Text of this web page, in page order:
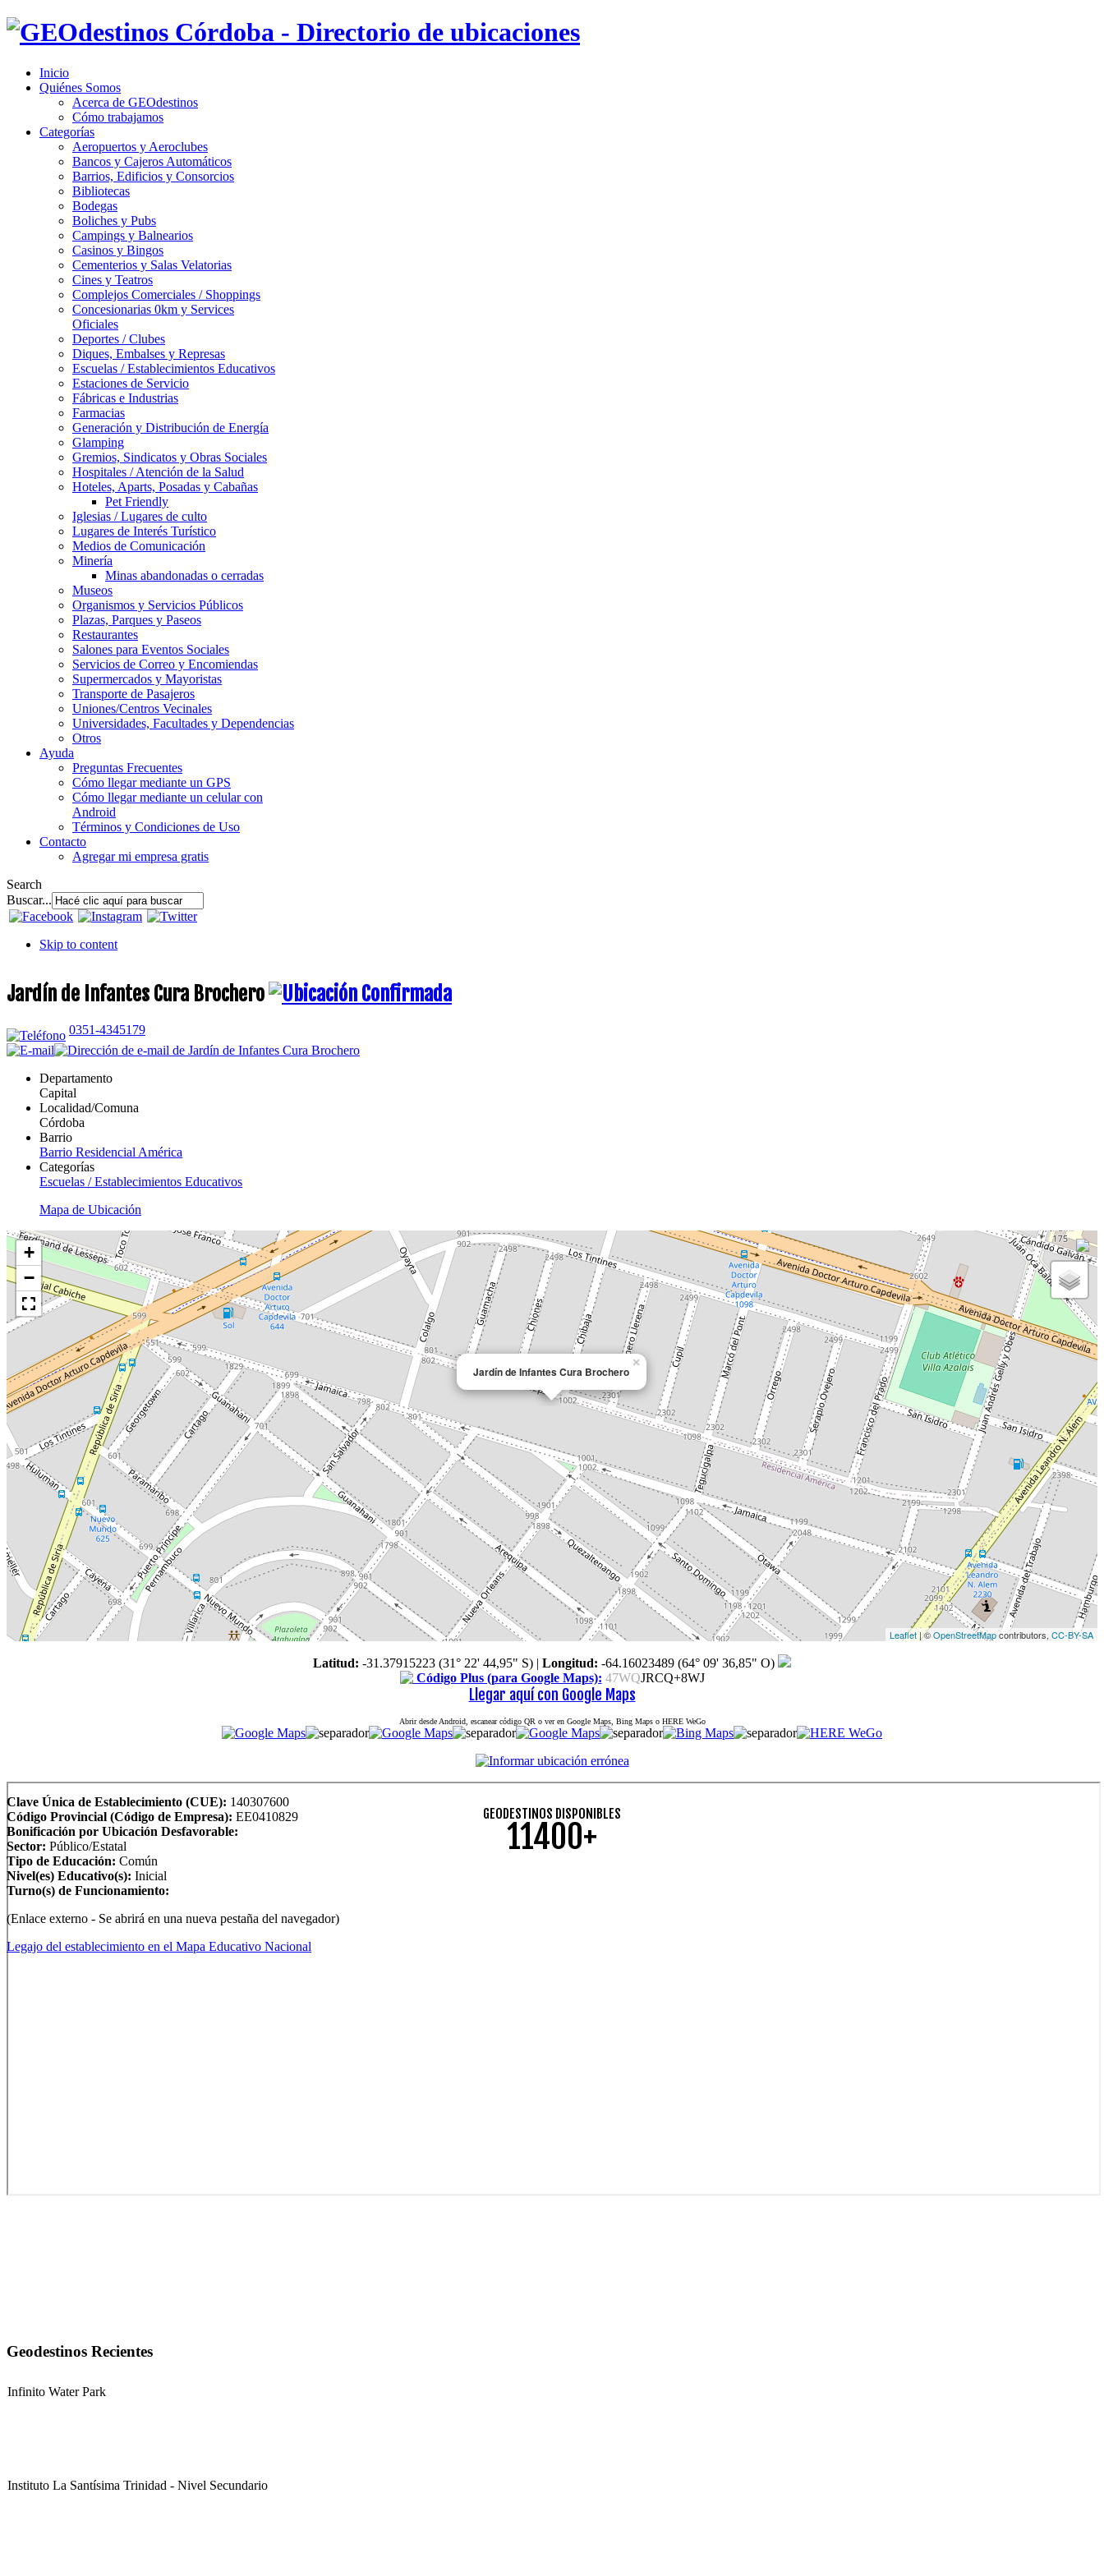
Inicio
Quiénes Somos
Acerca de GEOdestinos
Cómo trabajamos
Categorías
Aeropuertos y Aeroclubes
Bancos y Cajeros Automáticos
Barrios, Edificios y Consorcios
Bibliotecas
Bodegas
Boliches y Pubs
Campings y Balnearios
Casinos y Bingos
Cementerios y Salas Velatorias
Cines y Teatros
Complejos Comerciales / Shoppings
Concesionarias 0km y Services
Oficiales
Deportes / Clubes
Diques, Embalses y Represas
Escuelas / Establecimientos Educativos
Estaciones de Servicio
Fábricas e Industrias
Farmacias
Generación y Distribución de Energía
Glamping
Gremios, Sindicatos y Obras Sociales
Hospitales / Atención de la Salud
Hoteles, Aparts, Posadas y Cabañas
Pet Friendly
Iglesias / Lugares de culto
Lugares de Interés Turístico
Medios de Comunicación
Minería
Minas abandonadas o cerradas
Museos
Organismos y Servicios Públicos
Plazas, Parques y Paseos
Restaurantes
Salones para Eventos Sociales
Servicios de Correo y Encomiendas
Supermercados y Mayoristas
Transporte de Pasajeros
Uniones/Centros Vecinales
Universidades, Facultades y Dependencias
Otros
Ayuda
Preguntas Frecuentes
Cómo llegar mediante un GPS
Cómo llegar mediante un celular con
Android
Términos y Condiciones de Uso
Contacto
Agregar mi empresa gratis
Search
Buscar...
Skip to content
Jardín de Infantes Cura Brochero
0351-4345179
Departamento
Capital
Localidad/Comuna
Córdoba
Barrio
Barrio Residencial América
Categorías
Escuelas / Establecimientos Educativos
Mapa de Ubicación
Jardín de Infantes Cura Brochero
×
+
−
Leaflet | ©OpenStreetMapcontributors, CC-BY-SA
Latitud: -31.37915223 (31° 22' 44,95" S) | Longitud: -64.16023489 (64° 09' 36,85" O)
Código Plus (para Google Maps): 47WQJRCQ+8WJ
Llegar aquí con Google Maps
Abrir desde Android, escanear código QR o ver en Google Maps, Bing Maps o HERE WeGo
Clave Única de Establecimiento (CUE): 140307600
Código Provincial (Código de Empresa): EE0410829
Bonificación por Ubicación Desfavorable:
Sector: Público/Estatal
Tipo de Educación: Común
Nivel(es) Educativo(s): Inicial
Turno(s) de Funcionamiento:
(Enlace externo - Se abrirá en una nueva pestaña del navegador)
Legajo del establecimiento en el Mapa Educativo Nacional
GEODESTINOS DISPONIBLES
11400+
Geodestinos Recientes
Infinito Water Park
Instituto La Santísima Trinidad - Nivel Secundario